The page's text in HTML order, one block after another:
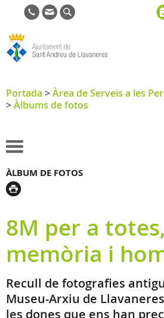
de Sant
Llavaneres
Portada >Àrea de Serveis a les
>Àlbums de fotos
ÀLBUM DE FOTOS
8M per a totes,
memòria i
Recull de fotografies
Museu-Arxiu de
les dones que ens han